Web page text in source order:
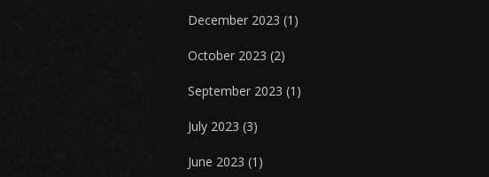
December 2023 (1)
October 2023 (2)
September 2023 (1)
July 2023 (3)
June 2023 (1)